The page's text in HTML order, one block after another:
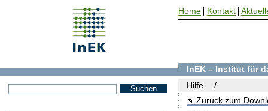
Zurück zum
InEK – Institut für
Hilfe
Home Kontakt